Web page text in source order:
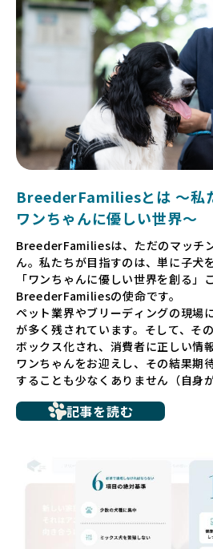
BreederFamiliesとは 〜私
ワンちゃんに優しい世界〜
BreederFamiliesは、ただのマッチ
ん。私たちが目指すのは、単に子犬
「ワンちゃんに優しい世界を創る
BreederFamiliesの使命です。
ペット業界やブリーディングの現場
が多く残されています。そして、そ
ボックス化され、消費者に正しい情
ワンちゃんをお迎えし、その結果期
することも少なくありません（自身
ち、健康面や社会性に問題を抱えて
いるというケースもあります。こう
っても大きな負担であり、ワンちゃ
だからこそ、私たちは正しい情報と
供すべきだと考えています。
記事を読む